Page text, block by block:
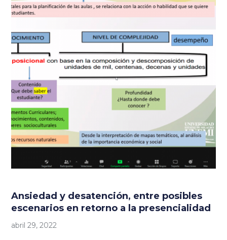
Ansiedad y desatención, entre posibles
escenarios en retorno a la presencialidad
abril 29, 2022